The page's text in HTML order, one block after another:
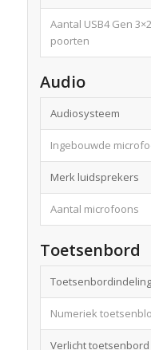
Aantal USB4 Gen
poorten
Audio
Audiosysteem
Ingebouwde
Merk luidsprekers
Aantal microfoons
Toetsenbord
Toetsenbordindeling
Numeriek
Verlicht toetsenbord